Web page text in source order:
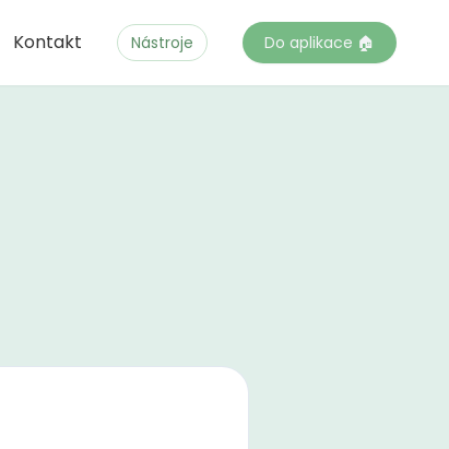
Kontakt Nástroje Do aplikace 🏠